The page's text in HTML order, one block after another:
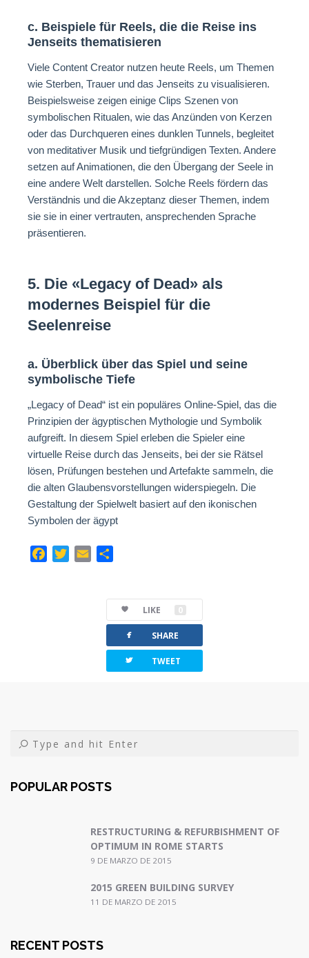
c. Beispiele für Reels, die die Reise ins
Jenseits thematisieren
Viele Content Creator nutzen heute Reels, um Themen
wie Sterben, Trauer und das Jenseits zu visualisieren.
Beispielsweise zeigen einige Clips Szenen von
symbolischen Ritualen, wie das Anzünden von Kerzen
oder das Durchqueren eines dunklen Tunnels, begleitet
von meditativer Musik und tiefgründigen Texten. Andere
setzen auf Animationen, die den Übergang der Seele in
eine andere Welt darstellen. Solche Reels fördern das
Verständnis und die Akzeptanz dieser Themen, indem
sie sie in einer vertrauten, ansprechenden Sprache
präsentieren.
5. Die «Legacy of Dead» als
modernes Beispiel für die
Seelenreise
a. Überblick über das Spiel und seine
symbolische Tiefe
„Legacy of Dead“ ist ein populäres Online-Spiel, das die
Prinzipien der ägyptischen Mythologie und Symbolik
aufgreift. In diesem Spiel erleben die Spieler eine
virtuelle Reise durch das Jenseits, bei der sie Rätsel
lösen, Prüfungen bestehen und Artefakte sammeln, die
die alten Glaubensvorstellungen widerspiegeln. Die
Gestaltung der Spielwelt basiert auf den ikonischen
Symbolen der ägypt
p
a
t
i
LIKE 0
facebook SHARE
twitterbird TWEET
POPULAR POSTS
RESTRUCTURING & REFURBISHMENT OF
OPTIMUM IN ROME STARTS
9 DE MARZO DE 2015
2015 GREEN BUILDING SURVEY
11 DE MARZO DE 2015
RECENT POSTS